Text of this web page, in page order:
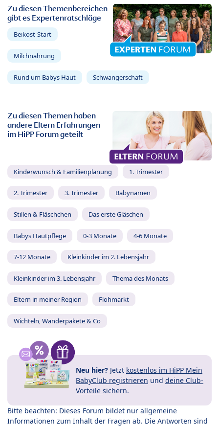
Zu diesen Themenbereichen
gibt es Expertenratschläge
Beikost-Start
Milchnahrung
Rund um Babys Haut Schwangerschaft
Zu diesen Themen haben
andere Eltern Erfahrungen
im HiPP Forum geteilt
Kinderwunsch & Familienplanung 1. Trimester
2. Trimester 3. Trimester Babynamen
Stillen & Fläschchen Das erste Gläschen
Babys Hautpflege 0-3 Monate 4-6 Monate
7-12 Monate Kleinkinder im 2. Lebensjahr
Kleinkinder im 3. Lebensjahr Thema des Monats
Eltern in meiner Region Flohmarkt
Wichteln, Wanderpakete & Co
Neu hier? Jetzt kostenlos im HiPP Mein
BabyClub registrieren und deine Club-
Vorteile sichern.
Bitte beachten: Dieses Forum bildet nur allgemeine
Informationen zum Inhalt der Fragen ab. Die Antworten sind